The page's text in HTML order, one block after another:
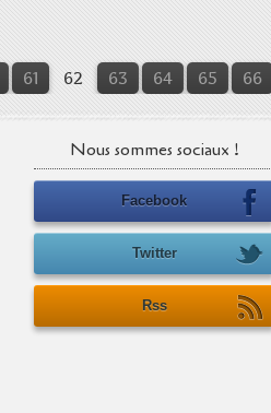
61 62 63 64 65 66
Nous sommes sociaux !
Facebook
Twitter
Rss